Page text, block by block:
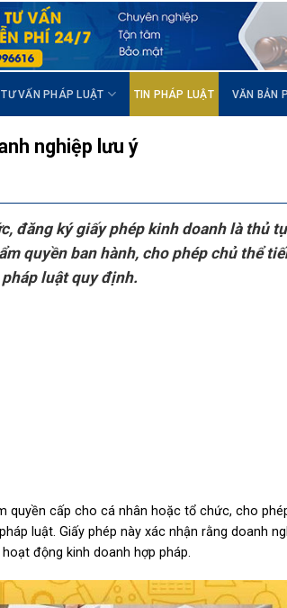
TƯ VẤN PHÁP LUẬT TIN PHÁP LUẬT VĂN BẢN
nghiệp lưu ý
đăng ký giấy phép kinh doanh là thủ
quyền ban hành, cho phép chủ thể
luật quy định.
quyền cấp cho cá nhân hoặc tổ chức, cho
luật. Giấy phép này xác nhận rằng doanh
động kinh doanh hợp pháp.